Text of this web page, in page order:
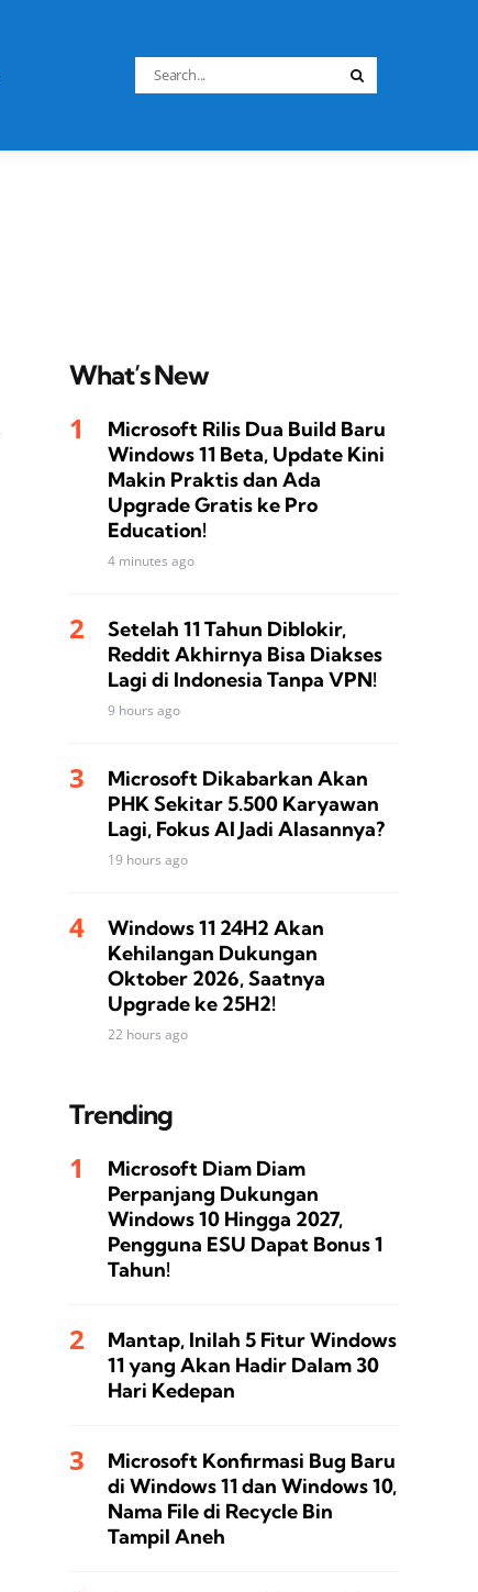
Search
for:
What’s New
Microsoft Rilis Dua Build Baru
Windows 11 Beta, Update Kini
Makin Praktis dan Ada
Upgrade Gratis ke Pro
Education!
4 minutes ago
Setelah 11 Tahun Diblokir,
Reddit Akhirnya Bisa Diakses
Lagi di Indonesia Tanpa VPN!
9 hours ago
Microsoft Dikabarkan Akan
PHK Sekitar 5.500 Karyawan
Lagi, Fokus AI Jadi Alasannya?
19 hours ago
Windows 11 24H2 Akan
Kehilangan Dukungan
Oktober 2026, Saatnya
Upgrade ke 25H2!
22 hours ago
Trending
Microsoft Diam Diam
Perpanjang Dukungan
Windows 10 Hingga 2027,
Pengguna ESU Dapat Bonus 1
Tahun!
Mantap, Inilah 5 Fitur Windows
11 yang Akan Hadir Dalam 30
Hari Kedepan
Microsoft Konfirmasi Bug Baru
di Windows 11 dan Windows 10,
Nama File di Recycle Bin
Tampil Aneh